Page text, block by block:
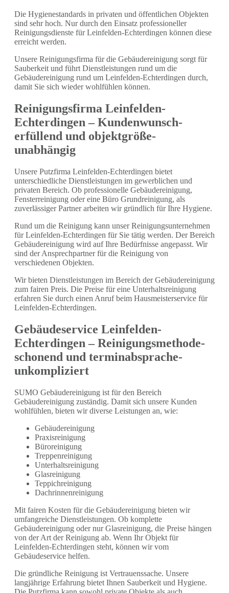
Die Hygienestandards in privaten und öffentlichen Objekten
sind sehr hoch. Nur durch den Einsatz professioneller
Reinigungsdienste für Leinfelden-Echterdingen können diese
erreicht werden.
Unsere Reinigungsfirma für die Gebäudereinigung sorgt für
Sauberkeit und führt Dienstleistungen rund um die
Gebäudereinigung rund um Leinfelden-Echterdingen durch,
damit Sie sich wieder wohlfühlen können.
Reinigungsfirma Leinfelden-
Echterdingen – Kundenwunsch-
erfüllend und objektgröße-
unabhängig
Unsere Putzfirma Leinfelden-Echterdingen bietet
unterschiedliche Dienstleistungen im gewerblichen und
privaten Bereich. Ob professionelle Gebäudereinigung,
Fensterreinigung oder eine Büro Grundreinigung, als
zuverlässiger Partner arbeiten wir gründlich für Ihre Hygiene.
Rund um die Reinigung kann unser Reinigungsunternehmen
für Leinfelden-Echterdingen für Sie tätig werden. Der Bereich
Gebäudereinigung wird auf Ihre Bedürfnisse angepasst. Wir
sind der Ansprechpartner für die Reinigung von
verschiedenen Objekten.
Wir bieten Dienstleistungen im Bereich der Gebäudereinigung
zum fairen Preis. Die Preise für eine Unterhaltsreinigung
erfahren Sie durch einen Anruf beim Hausmeisterservice für
Leinfelden-Echterdingen.
Gebäudeservice Leinfelden-
Echterdingen – Reinigungsmethode-
schonend und terminabsprache-
unkompliziert
SUMO Gebäudereinigung ist für den Bereich
Gebäudereinigung zuständig. Damit sich unsere Kunden
wohlfühlen, bieten wir diverse Leistungen an, wie:
Gebäudereinigung
Praxisreinigung
Büroreinigung
Treppenreinigung
Unterhaltsreinigung
Glasreinigung
Teppichreinigung
Dachrinnenreinigung
Mit fairen Kosten für die Gebäudereinigung bieten wir
umfangreiche Dienstleistungen. Ob komplette
Gebäudereinigung oder nur Glasreinigung, die Preise hängen
von der Art der Reinigung ab. Wenn Ihr Objekt für
Leinfelden-Echterdingen steht, können wir vom
Gebäudeservice helfen.
Die gründliche Reinigung ist Vertrauenssache. Unsere
langjährige Erfahrung bietet Ihnen Sauberkeit und Hygiene.